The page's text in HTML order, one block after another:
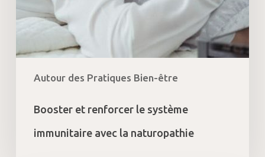
Autour des Pratiques Bien-être
Booster et renforcer le système
immunitaire avec la naturopathie